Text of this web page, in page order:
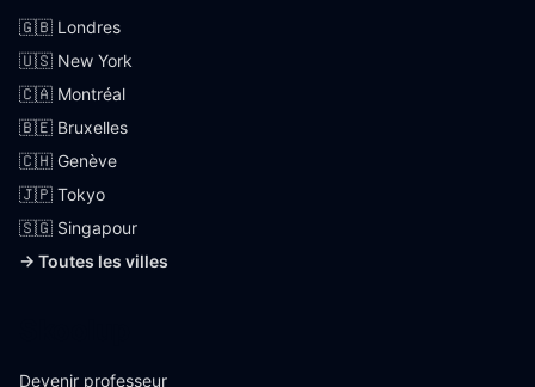
🇬🇧 Londres
🇺🇸 New York
🇨🇦 Montréal
🇧🇪 Bruxelles
🇨🇭 Genève
🇯🇵 Tokyo
🇸🇬 Singapour
→ Toutes les villes
Devenir professeur